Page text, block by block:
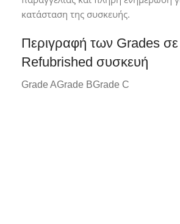
κατάσταση της συσκευής.
Περιγραφή των Grades σε
Refubrished συσκευή
Grade AGrade BGrade C